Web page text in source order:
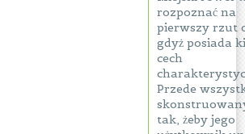
rozpoznać na
pierwszy rzut
gdyż posiada
cech
Przede
tak, żeby jego